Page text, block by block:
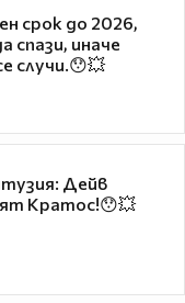
срок до 2026,
спази, иначе
случи.😯💥
Дейв
Кратос!😯💥